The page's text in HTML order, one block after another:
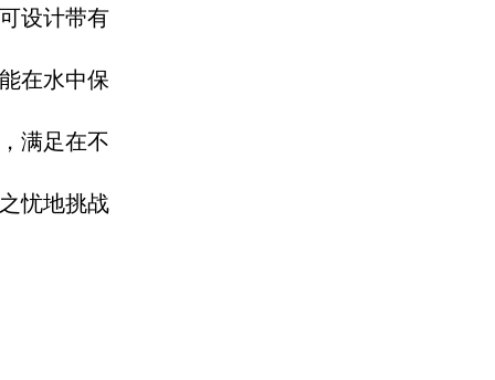
设计带有
在水中保
满足在不
忧地挑战